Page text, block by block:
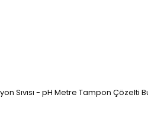
Sıvısı - pH Metre Tampon Çözelti